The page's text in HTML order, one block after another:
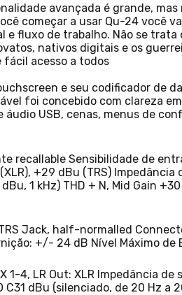
avançada é grande,
começar a usar Qu-24 você
fluxo de trabalho. Não se
nativos digitais e os
acesso a todos
e seu codificador de
foi concebido com clareza
USB, cenas, menus de
recallable Sensibilidade de
+29 dBu (TRS) Impedância
1 kHz) THD + N, Mid Gain
Jack, half-normalled
+/- 24 dB Nível Máximo
1-4, LR Out: XLR Impedância
dBu (silenciado, de 20 Hz a